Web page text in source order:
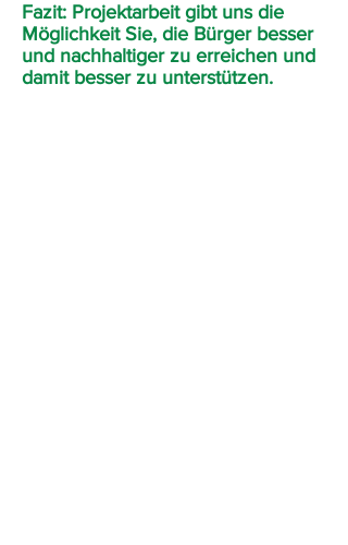
Fazit: Projektarbeit gibt uns die
Möglichkeit Sie, die Bürger besser
und nachhaltiger zu erreichen und
damit besser zu unterstützen.